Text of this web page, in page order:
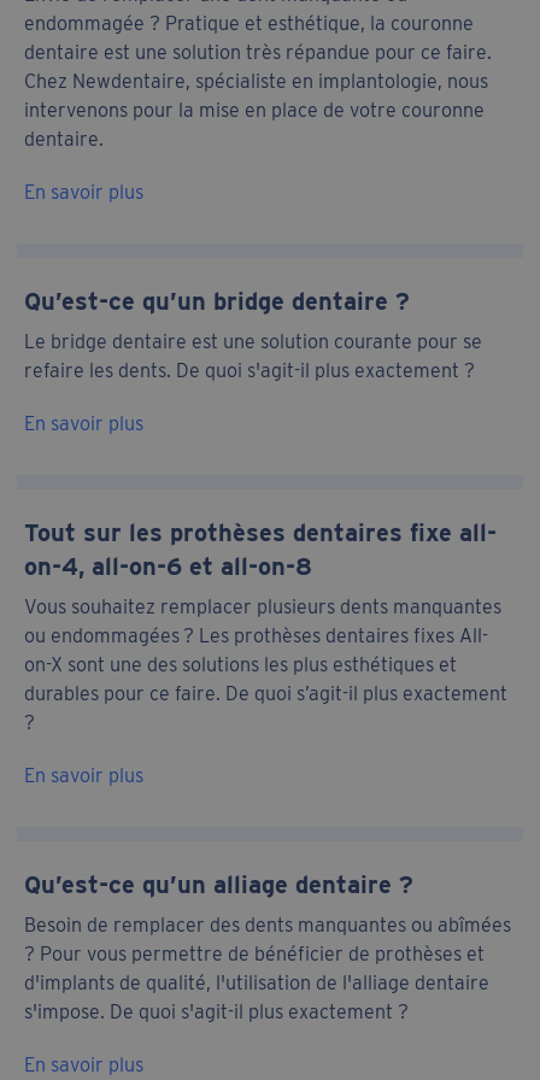
endommagée ? Pratique et esthétique, la couronne
dentaire est une solution très répandue pour ce faire.
Chez Newdentaire, spécialiste en implantologie, nous
intervenons pour la mise en place de votre couronne
dentaire.
En savoir plus
Qu’est-ce qu’un bridge dentaire ?
Le bridge dentaire est une solution courante pour se
refaire les dents. De quoi s'agit-il plus exactement ?
En savoir plus
Tout sur les prothèses dentaires fixe all-
on-4, all-on-6 et all-on-8
Vous souhaitez remplacer plusieurs dents manquantes
ou endommagées ? Les prothèses dentaires fixes All-
on-X sont une des solutions les plus esthétiques et
durables pour ce faire. De quoi s’agit-il plus exactement
?
En savoir plus
Qu’est-ce qu’un alliage dentaire ?
Besoin de remplacer des dents manquantes ou abîmées
? Pour vous permettre de bénéficier de prothèses et
d'implants de qualité, l'utilisation de l'alliage dentaire
s'impose. De quoi s'agit-il plus exactement ?
En savoir plus